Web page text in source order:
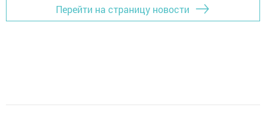
Перейти на страницу новости